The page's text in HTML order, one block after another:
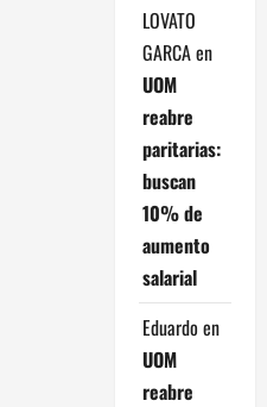
LOVATO
GARCAen
UOM
reabre
paritarias:
buscan
10% de
aumento
salarial
Eduardo en
UOM
reabre